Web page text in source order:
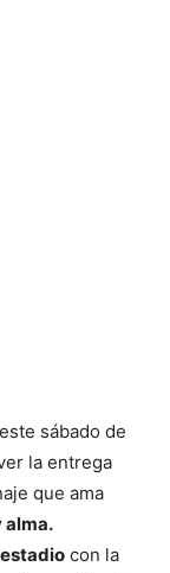
sábado de
la entrega
que ama
alma.
con la